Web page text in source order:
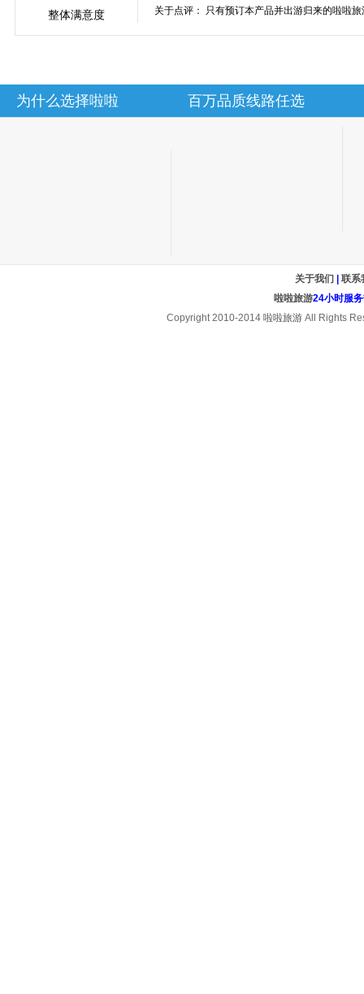
整体满意度 关于点评： 只有预订本产品并出游归来的啦啦
为什么选择啦啦 百万品质线路任选
关于我们
联系
啦啦旅游24小时服
Copyright 2010-2014 啦啦旅游All Rights